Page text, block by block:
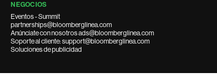
NEGOCIOS
Eventos - Summit
partnerships@bloomberglinea.com
Anúnciate con nosotros ads@bloomberglinea.com
Soporte al cliente: support@bloomberglinea.com
Soluciones de publicidad